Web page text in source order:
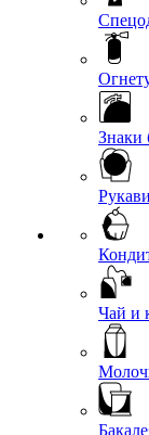
Знаки
Чай и